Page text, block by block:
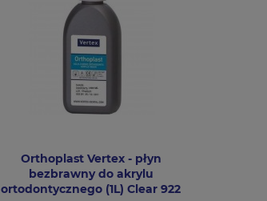
Orthoplast Vertex - płyn
bezbrawny do akrylu
ortodontycznego (1L) Clear 922